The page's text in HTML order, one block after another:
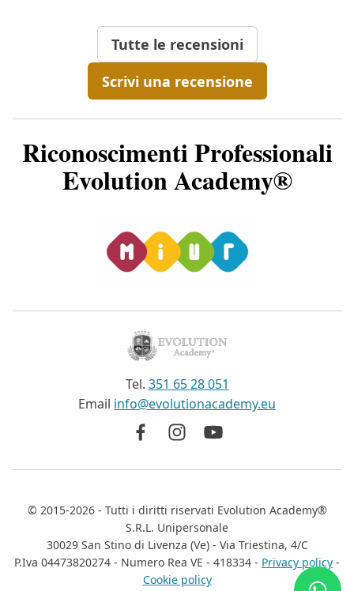
Tutte le recensioni
Scrivi una recensione
Riconoscimenti Professionali
Evolution Academy®
Tel. 351 65 28 051
Email info@evolutionacademy.eu
© 2015-2026- Tutti i diritti riservati Evolution Academy®
S.R.L. Unipersonale
30029 San Stino di Livenza (Ve) - Via Triestina, 4/C
P.Iva 04473820274 - Numero Rea VE - 418334 - Privacy policy -
Cookie policy